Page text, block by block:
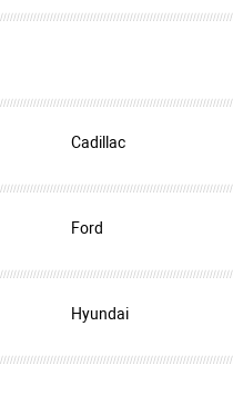
Cadillac
Ford
Hyundai